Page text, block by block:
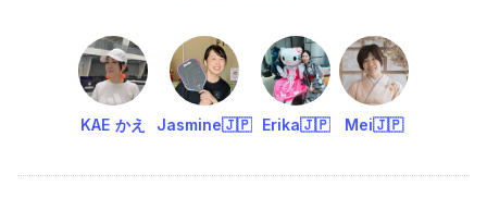
KAE かえ Jasmine🇯🇵 Erika🇯🇵 Mei🇯🇵